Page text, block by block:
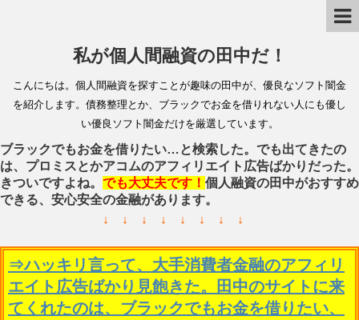
私が個人間融資の田中だ！
こんにちは。個人間融資を探すことが趣味の田中が、優良なソフト闇金
を紹介します。債務整理とか、ブラックでお金を借りれない人にも優し
い優良ソフト闇金だけを厳選しています。
ブラックでもお金を借りたい…と検索した。でも出てきたの
は、プロミスとかアコムのアフィリエイト広告ばかりだった。
きついですよね。 でも大丈夫です！ 個人融資の田中がおすすめ
できる、安心安全の金融があります。
↓ ↓ ↓ ↓ ↓ ↓ ↓ ↓
⇒ハッキリ言って、大手消費者金融のアフィリ
エイト広告ばかり見飽きた。田中のサイトに来
てくれたのは、ブラックでもお金を借りたい、